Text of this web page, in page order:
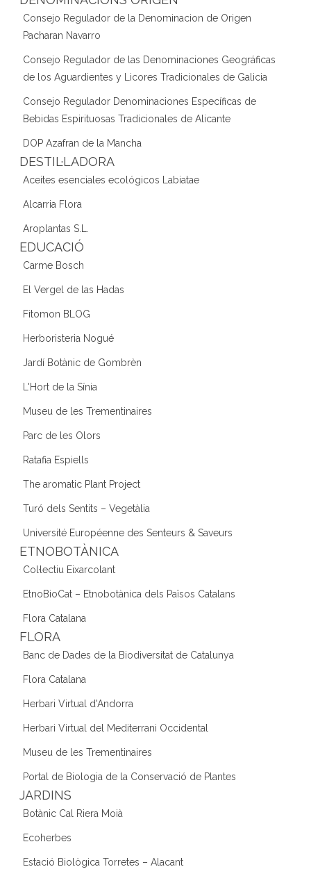
Consejo Regulador de la Denominacion de Origen
Pacharan Navarro
Consejo Regulador de las Denominaciones Geográficas
de los Aguardientes y Licores Tradicionales de Galicia
Consejo Regulador Denominaciones Específicas de
Bebidas Espirituosas Tradicionales de Alicante
DOP Azafran de la Mancha
DESTIL·LADORA
Aceites esenciales ecológicos Labiatae
Alcarria Flora
Aroplantas S.L.
EDUCACIÓ
Carme Bosch
El Vergel de las Hadas
Fitomon BLOG
Herboristeria Nogué
Jardí Botànic de Gombrèn
L'Hort de la Sínia
Museu de les Trementinaires
Parc de les Olors
Ratafia Espiells
The aromatic Plant Project
Turó dels Sentits – Vegetàlia
Université Européenne des Senteurs & Saveurs
ETNOBOTÀNICA
Col·lectiu Eixarcolant
EtnoBioCat – Etnobotànica dels Països Catalans
Flora Catalana
FLORA
Banc de Dades de la Biodiversitat de Catalunya
Flora Catalana
Herbari Virtual d'Andorra
Herbari Virtual del Mediterrani Occidental
Museu de les Trementinaires
Portal de Biologia de la Conservació de Plantes
JARDINS
Botànic Cal Riera Moià
Ecoherbes
Estació Biològica Torretes – Alacant